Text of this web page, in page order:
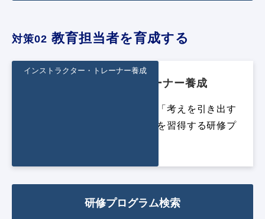
対策02 教育担当者を育成する
インストラクター・トレーナー養成
教育担当者の「伝える力」、「考えを引き出す
力」、「気づきを与える力」を習得する研修プ
インストラクター・トレーナー養成
研修プログラム検索